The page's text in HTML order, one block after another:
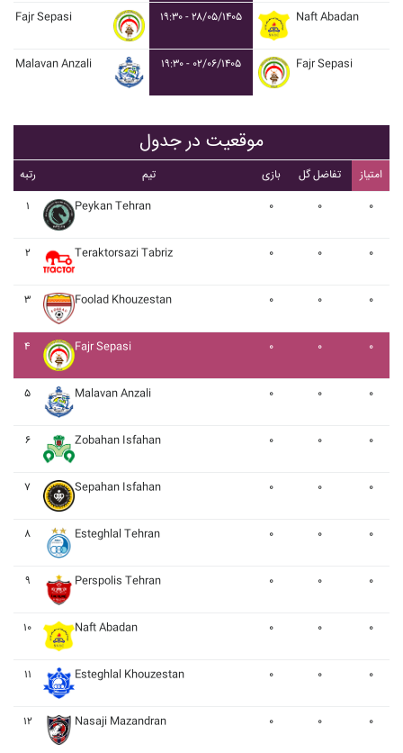
Fajr Sepasi ۱۹:۳۰ - ۲۸/۰۵/۱۴۰۵ Naft Abadan
Malavan Anzali ۱۹:۳۰ - ۰۲/۰۶/۱۴۰۵ Fajr Sepasi
موقعیت در جدول
رتبه تیم بازی تفاضل گل
امتیاز
۱
Peykan Tehran ۰ ۰ ۰
۲ Teraktorsazi Tabriz ۰ ۰ ۰
۳ Foolad Khouzestan ۰ ۰ ۰
۴ Fajr Sepasi ۰ ۰ ۰
۵ Malavan Anzali ۰ ۰ ۰
۶ Zobahan Isfahan ۰ ۰ ۰
۷ Sepahan Isfahan ۰ ۰ ۰
۸ Esteghlal Tehran ۰ ۰ ۰
۹ Perspolis Tehran ۰ ۰ ۰
۱۰ Naft Abadan ۰ ۰ ۰
۱۱ Esteghlal Khouzestan ۰ ۰ ۰
۱۲ Nasaji Mazandran ۰ ۰ ۰